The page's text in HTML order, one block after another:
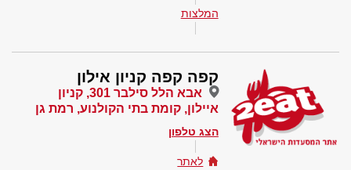
המלצות
קפה קפה קניון אילון
אבא הלל סילבר 301, קניון
איילון, קומת בתי הקולנוע, רמת גן
הצג טלפון
לאתר